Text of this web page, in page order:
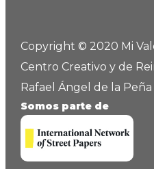
Copyright © 2020 Mi
Centro Creativo y de
Rafael Ángel de la Peña
Somos parte de